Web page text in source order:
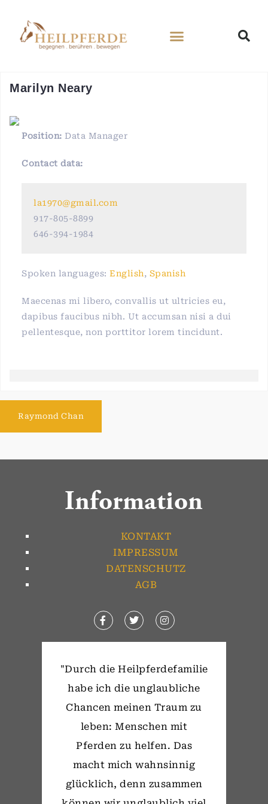
Marilyn Neary
Position: Data Manager
Contact data:
la1970@gmail.com
917-805-8899
646-394-1984
Spoken languages: English, Spanish
Maecenas mi libero, convallis ut ultricies eu,
dapibus faucibus nibh. Ut accumsan nisi a dui
pellentesque, non porttitor lorem tincidunt.
Raymond Chan
Information
KONTAKT
IMPRESSUM
DATENSCHUTZ
AGB
"Durch die Heilpferdefamilie
habe ich die unglaubliche
Chancen meinen Traum zu
leben: Menschen mit
Pferden zu helfen. Das
macht mich wahnsinnig
glücklich, denn zusammen